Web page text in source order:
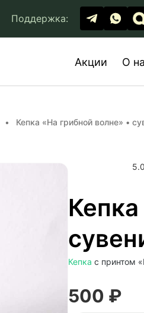
Поддержка:
Акции О
Кепка «На грибной волне» •
Кепка с принтом
500 ₽